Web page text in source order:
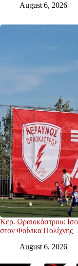
August 6, 2026
Κερ. Ωραιοκάστρου:
στον Φοίνικα Πολίχνης
August 6, 2026